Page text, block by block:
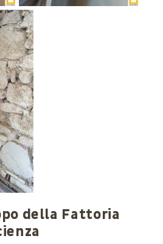
della Fattoria